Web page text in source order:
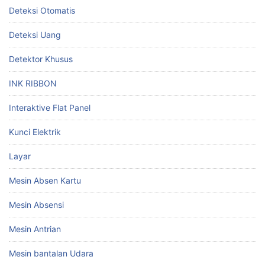
Deteksi Otomatis
Deteksi Uang
Detektor Khusus
INK RIBBON
Interaktive Flat Panel
Kunci Elektrik
Layar
Mesin Absen Kartu
Mesin Absensi
Mesin Antrian
Mesin bantalan Udara